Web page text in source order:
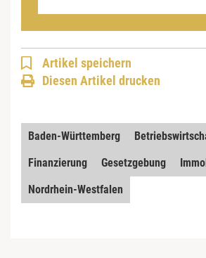
Artikel speichern
Diesen Artikel drucken
Baden-Württemberg
Finanzierung
Gesetzgebung
Nordrhein-Westfalen